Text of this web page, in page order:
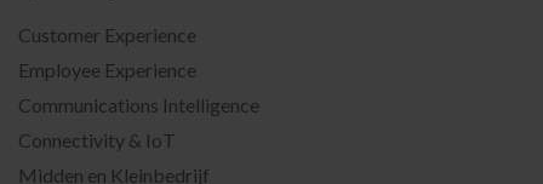
Customer Experience
Employee Experience
Communications Intelligence
Connectivity & IoT
Midden en Kleinbedrijf